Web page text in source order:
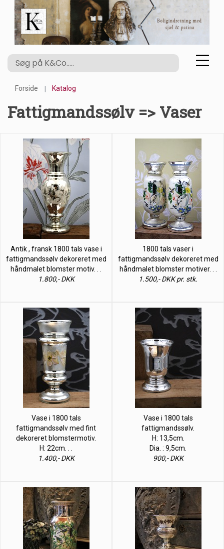
Forside Katalog
Fattigmandssølv => Vaser
Antik , fransk 1800 tals vase i
fattigmandssølv dekoreret med
håndmalet blomster motiv. . .
1.800,- DKK
1800 tals vaser i
fattigmandssølv dekoreret med
håndmalet blomster motiver. . .
1.500,- DKK pr. stk.
Vase i 1800 tals
fattigmandssølv med fint
dekoreret blomstermotiv.
H: 22cm. . .
1.400,- DKK
Vase i 1800 tals
fattigmandssølv.
H: 13,5cm.
Dia. : 9,5cm.
900,- DKK